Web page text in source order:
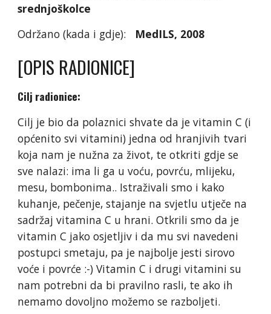
srednjoškolce
Održano (kada i gdje): MedILS, 2008
[OPIS RADIONICE]
Cilj radionice:
Cilj je bio da polaznici shvate da je vitamin C (i
općenito svi vitamini) jedna od hranjivih tvari
koja nam je nužna za život, te otkriti gdje se
sve nalazi: ima li ga u voću, povrću, mlijeku,
mesu, bombonima.. Istraživali smo i kako
kuhanje, pečenje, stajanje na svjetlu utječe na
sadržaj vitamina C u hrani. Otkrili smo da je
vitamin C jako osjetljiv i da mu svi navedeni
postupci smetaju, pa je najbolje jesti sirovo
voće i povrće :-) Vitamin C i drugi vitamini su
nam potrebni da bi pravilno rasli, te ako ih
nemamo dovoljno možemo se razboljeti.